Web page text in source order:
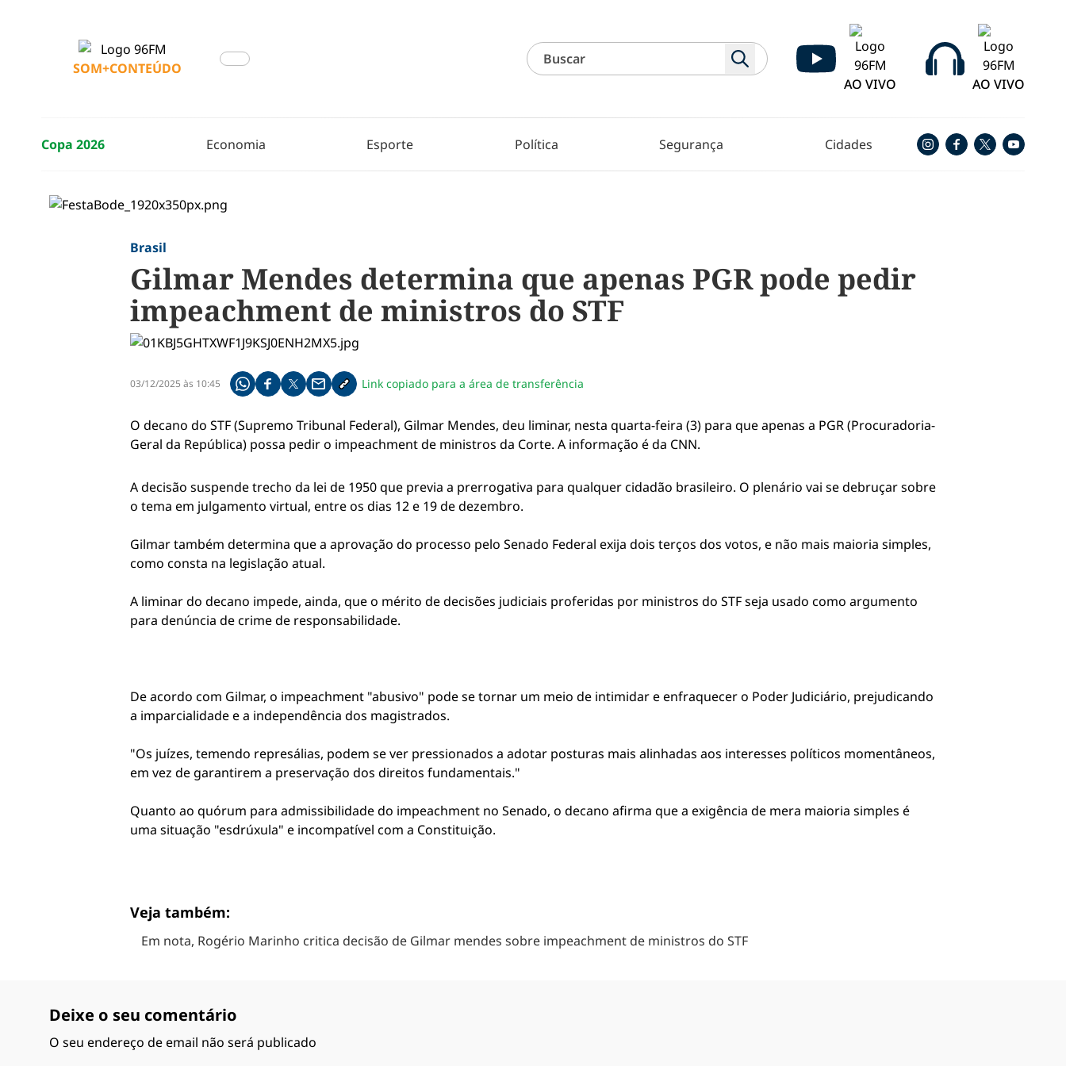
SOM+CONTEÚDO
AO VIVO
AO VIVO
Copa 2026 Economia Esporte Política Segurança Cidades
Brasil
Gilmar Mendes determina que apenas PGR pode pedir
impeachment de ministros do STF
03/12/2025 às 10:45 Compartilhe pelo whatsapp
Compartilhar no facebook
Compartilhar no twitter
Compartilhe pelo email
Copiar link da notícia
Link copiado para a área de transferência
O decano do STF (Supremo Tribunal Federal), Gilmar Mendes, deu liminar, nesta quarta-feira (3) para que apenas a PGR (Procuradoria-
Geral da República) possa pedir o impeachment de ministros da Corte. A informação é da CNN.
A decisão suspende trecho da lei de 1950 que previa a prerrogativa para qualquer cidadão brasileiro. O plenário vai se debruçar sobre
o tema em julgamento virtual, entre os dias 12 e 19 de dezembro.
Gilmar também determina que a aprovação do processo pelo Senado Federal exija dois terços dos votos, e não mais maioria simples,
como consta na legislação atual.
A liminar do decano impede, ainda, que o mérito de decisões judiciais proferidas por ministros do STF seja usado como argumento
para denúncia de crime de responsabilidade.
De acordo com Gilmar, o impeachment "abusivo" pode se tornar um meio de intimidar e enfraquecer o Poder Judiciário, prejudicando
a imparcialidade e a independência dos magistrados.
"Os juízes, temendo represálias, podem se ver pressionados a adotar posturas mais alinhadas aos interesses políticos momentâneos,
em vez de garantirem a preservação dos direitos fundamentais."
Quanto ao quórum para admissibilidade do impeachment no Senado, o decano afirma que a exigência de mera maioria simples é
uma situação "esdrúxula" e incompatível com a Constituição.
Veja também:
Em nota, Rogério Marinho critica decisão de Gilmar mendes sobre impeachment de ministros do STF
Deixe o seu comentário
O seu endereço de email não será publicado